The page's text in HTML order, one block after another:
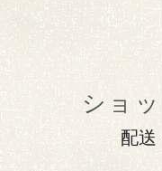
ショ
配送